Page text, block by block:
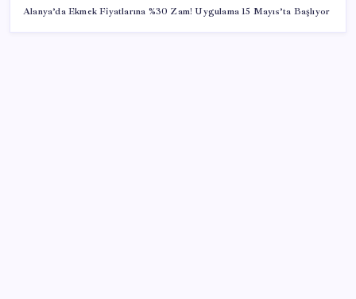
Alanya’da Ekmek Fiyatlarına %30 Zam! Uygulama 15 Mayıs’ta Başlıyor